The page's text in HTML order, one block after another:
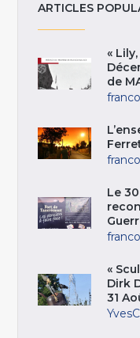
ARTICLES
«
de
Le
«
Dirk
31